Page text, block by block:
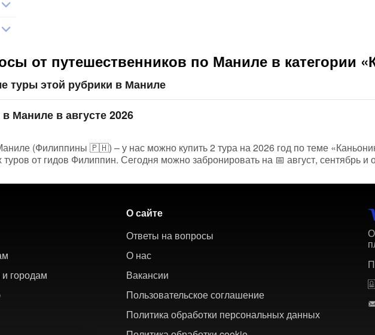
от путешественников по Маниле в категории
туры этой рубрики в Маниле
Маниле в августе 2026
(Филиппины 🇵🇭) – у нас можно купить 2 тура на 2026 год по теме
от гидов Филиппин. Сегодня можно забронировать на 📅 август, сентябрь и
городам
О сайте
Ответы на вопросы
О нас
Вакансии
Пользовательское соглашение
Политика обработки персональных данных